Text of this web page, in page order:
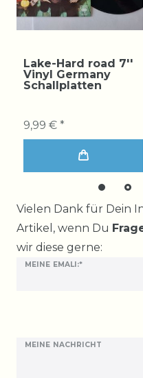
Lake-Hard road 7''
Vinyl Germany
Schallplatten
9,99 € *
Vielen Dank für Dein
Artikel, wenn Du
wir diese gerne:
MEINE EMALI:*
MEINE NACHRICHT